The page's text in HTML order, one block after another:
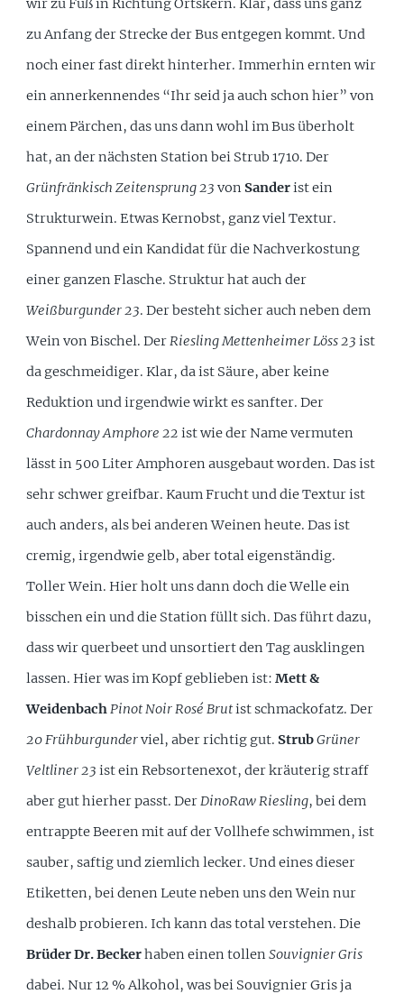
wir zu Fuß in Richtung Ortskern. Klar, dass uns ganz
zu Anfang der Strecke der Bus entgegen kommt. Und
noch einer fast direkt hinterher. Immerhin ernten wir
ein annerkennendes “Ihr seid ja auch schon hier” von
einem Pärchen, das uns dann wohl im Bus überholt
hat, an der nächsten Station bei Strub 1710. Der
Grünfränkisch Zeitensprung 23 vonSanderist ein
Strukturwein. Etwas Kernobst, ganz viel Textur.
Spannend und ein Kandidat für die Nachverkostung
einer ganzen Flasche. Struktur hat auch der
Weißburgunder 23. Der besteht sicher auch neben dem
Wein von Bischel. DerRiesling Mettenheimer Löss 23 ist
da geschmeidiger. Klar, da ist Säure, aber keine
Reduktion und irgendwie wirkt es sanfter. Der
Chardonnay Amphore 22 ist wie der Name vermuten
lässt in 500 Liter Amphoren ausgebaut worden. Das ist
sehr schwer greifbar. Kaum Frucht und die Textur ist
auch anders, als bei anderen Weinen heute. Das ist
cremig, irgendwie gelb, aber total eigenständig.
Toller Wein. Hier holt uns dann doch die Welle ein
bisschen ein und die Station füllt sich. Das führt dazu,
dass wir querbeet und unsortiert den Tag ausklingen
lassen. Hier was im Kopf geblieben ist:Mett &
WeidenbachPinot Noir Rosé Brutist schmackofatz. Der
20 Frühburgunderviel, aber richtig gut.StrubGrüner
Veltliner 23 ist ein Rebsortenexot, der kräuterig straff
aber gut hierher passt. DerDinoRaw Riesling, bei dem
entrappte Beeren mit auf der Vollhefe schwimmen, ist
sauber, saftig und ziemlich lecker. Und eines dieser
Etiketten, bei denen Leute neben uns den Wein nur
deshalb probieren. Ich kann das total verstehen. Die
Brüder Dr. Beckerhaben einen tollenSouvignier Gris
dabei. Nur 12 % Alkohol, was bei Souvignier Gris ja